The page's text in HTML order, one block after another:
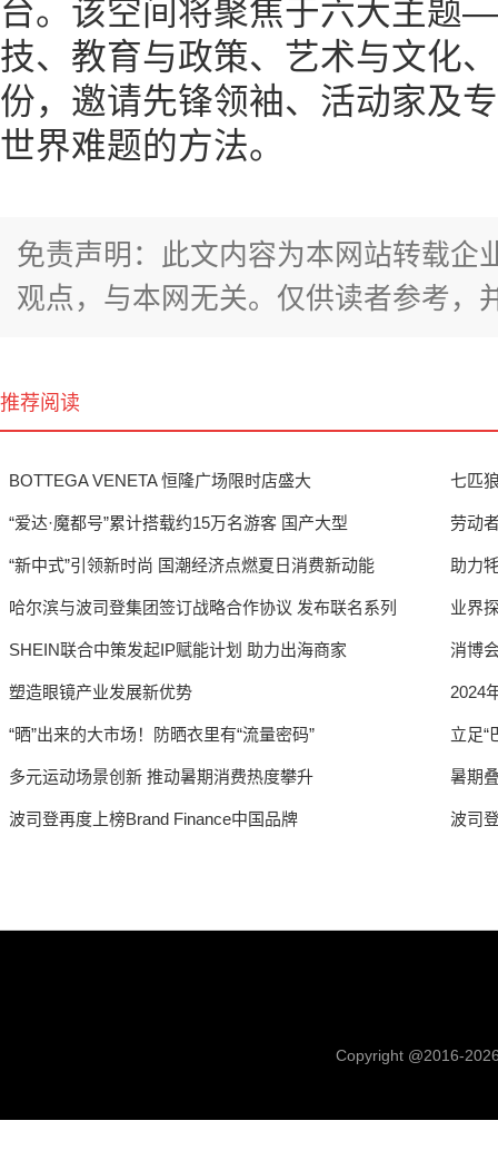
台。该空间将聚焦于六大主题
技、教育与政策、艺术与文化
份，邀请先锋领袖、活动家及
世界难题的方法。
免责声明：此文内容为本网站转载企
观点，与本网无关。仅供读者参考，
推荐阅读
BOTTEGA VENETA 恒隆广场限时店盛大 七匹
“爱达·魔都号”累计搭载约15万名游客 国产大型 劳动
“新中式”引领新时尚 国潮经济点燃夏日消费新动能 助力
哈尔滨与波司登集团签订战略合作协议 发布联名系列 业界
SHEIN联合中策发起IP赋能计划 助力出海商家 消博
塑造眼镜产业发展新优势 2024
“晒”出来的大市场！防晒衣里有“流量密码” 立足“
多元运动场景创新 推动暑期消费热度攀升 暑期
波司登再度上榜Brand Finance中国品牌 波司
Copyright @2016-